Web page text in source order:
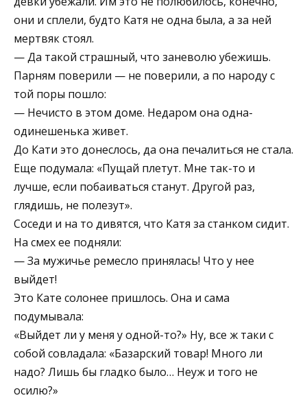
они и сплели, будто Катя не одна была, а за ней
мертвяк стоял.
— Да такой страшный, что заневолю убежишь.
Парням поверили — не поверили, а по народу с
той поры пошло:
— Нечисто в этом доме. Недаром она одна-
одинешенька живет.
До Кати это донеслось, да она печалиться не стала.
Еще подумала: «Пущай плетут. Мне так-то и
лучше, если побаиваться станут. Другой раз,
глядишь, не полезут».
Соседи и на то дивятся, что Катя за станком сидит.
На смех ее подняли:
— За мужичье ремесло принялась! Что у нее
выйдет!
Это Кате солонее пришлось. Она и сама
подумывала:
«Выйдет ли у меня у одной-то?» Ну, все ж таки с
собой совладала: «Базарский товар! Много ли
надо? Лишь бы гладко было… Неуж и того не
осилю?»